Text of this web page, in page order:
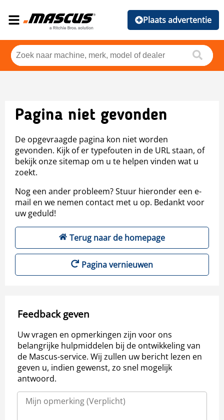
Plaats advertentie
Pagina niet gevonden
De opgevraagde pagina kon niet worden
gevonden. Kijk of er typefouten in de URL staan, of
bekijk onze sitemap om u te helpen vinden wat u
zoekt.
Nog een ander probleem? Stuur hieronder een e-
mail en we nemen contact met u op. Bedankt voor
uw geduld!
Terug naar de homepage
Pagina vernieuwen
Feedback geven
Uw vragen en opmerkingen zijn voor ons
belangrijke hulpmiddelen bij de ontwikkeling van
de Mascus-service. Wij zullen uw bericht lezen en
geven u, indien gewenst, zo snel mogelijk
antwoord.